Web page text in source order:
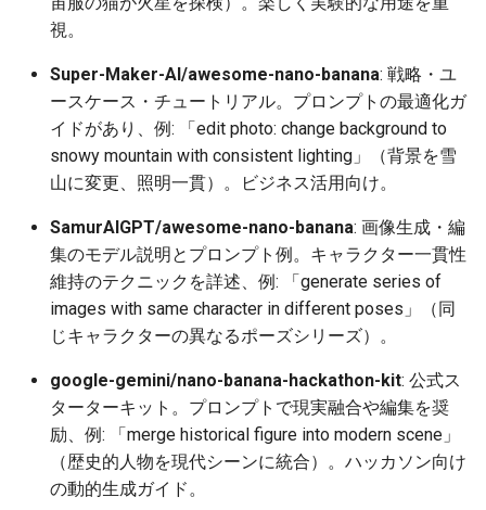
2026-05-02
2026-05-01
2026-04-30
2026-04-29
2026-04-28
2026-04-27
2026-04-26
2026-04-25
2026-04-24
2025-10-17
2025-10-16
2025-10-15
2025-10-14
2025-10-13
2025-10-12
2025-10-11
2025-10-10
2025-10-09
2026-05-02
2026-05-01
2026-04-30
2026-04-29
2026-04-28
2026-04-27
2026-04-26
2026-04-25
2026-04-24
2025-10-17
2025-10-16
2025-10-15
2025-10-14
2025-10-13
2025-10-12
2025-10-11
2025-10-10
2025-10-09
2026-04-29
2026-04-28
2026-04-27
2026-04-26
2026-04-25
2026-04-24
2026-04-23
2026-04-22
2026-04-21
2026-04-20
2026-04-28
2026-04-27
2026-04-26
2026-04-25
2026-04-24
2026-04-23
2026-04-22
2026-04-21
2026-04-20
2025-10-17
2025-10-16
2025-10-15
2025-10-14
2025-10-13
2025-10-12
2025-10-11
2025-10-10
2025-10-09
視。
Super-Maker-AI/awesome-nano-banana: 戦略・ユ
ースケース・チュートリアル。プロンプトの最適化ガ
イドがあり、例: 「edit photo: change background to
snowy mountain with consistent lighting」（背景を雪
山に変更、照明一貫）。ビジネス活用向け。
SamurAIGPT/awesome-nano-banana: 画像生成・編
集のモデル説明とプロンプト例。キャラクター一貫性
維持のテクニックを詳述、例: 「generate series of
images with same character in different poses」（同
じキャラクターの異なるポーズシリーズ）。
google-gemini/nano-banana-hackathon-kit: 公式ス
ターターキット。プロンプトで現実融合や編集を奨
励、例: 「merge historical figure into modern scene」
（歴史的人物を現代シーンに統合）。ハッカソン向け
の動的生成ガイド。